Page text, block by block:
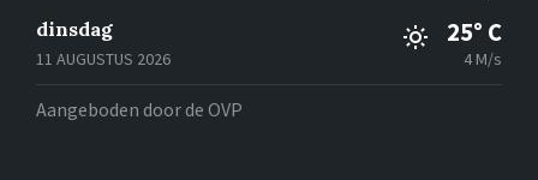
dinsdag
11 AUGUSTUS 2026
25° C
4 M/s
Aangeboden door de OVP